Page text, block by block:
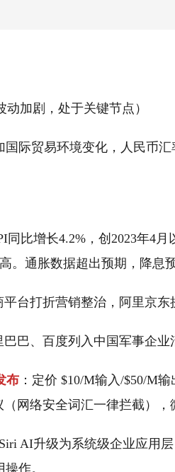
动加剧，处于关键节点）
国际贸易环境变化，人民币
同比增长4.2%，创2023年4
。通胀数据超出预期，降息
平台打折营销整治，阿里京东
巴巴、百度列入中国军事企业
布 ：定价 $10/M输入/$50/M
网络安全词汇一律拦截），
AI升级为系统级企业应用
作。